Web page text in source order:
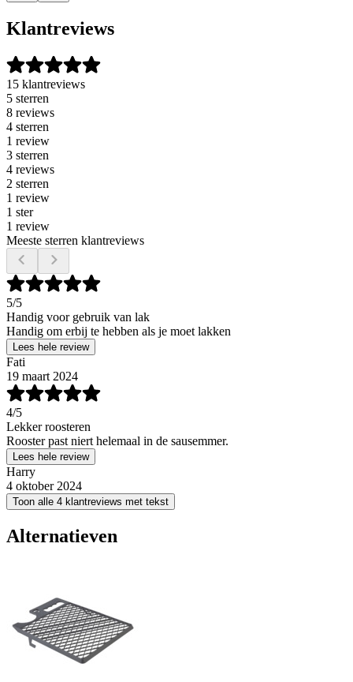
Klantreviews
15 klantreviews
5 sterren
8 reviews
4 sterren
1 review
3 sterren
4 reviews
2 sterren
1 review
1 ster
1 review
Meeste sterren klantreviews
5/5
Handig voor gebruik van lak
Handig om erbij te hebben als je moet lakken
Lees hele review
Fati
19 maart 2024
4/5
Lekker roosteren
Rooster past niert helemaal in de sausemmer.
Lees hele review
Harry
4 oktober 2024
Toon alle 4 klantreviews met tekst
Alternatieven